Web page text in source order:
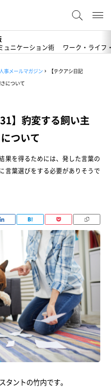
ュニケーション術 ワーク・ライフ
事メールマガジン
【テクアシ日記
について
】豹変する飼い主
ついて
果を得るためには、発した言葉の
言葉選びをする必要がありそうで
タントの竹内です。